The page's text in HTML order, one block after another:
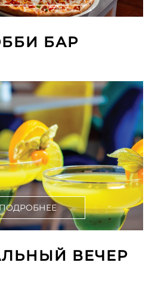
БАР
ПОДРОБНЕЕ
ВЕЧЕР